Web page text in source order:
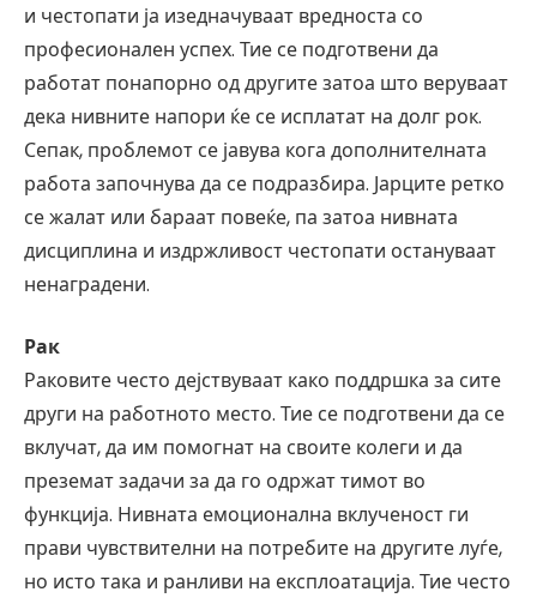
и честопати ја изедначуваат вредноста со
професионален успех. Тие се подготвени да
работат понапорно од другите затоа што веруваат
дека нивните напори ќе се исплатат на долг рок.
Сепак, проблемот се јавува кога дополнителната
работа започнува да се подразбира. Јарците ретко
се жалат или бараат повеќе, па затоа нивната
дисциплина и издржливост честопати остануваат
ненаградени.
Рак
Раковите често дејствуваат како поддршка за сите
други на работното место. Тие се подготвени да се
вклучат, да им помогнат на своите колеги и да
преземат задачи за да го одржат тимот во
функција. Нивната емоционална вклученост ги
прави чувствителни на потребите на другите луѓе,
но исто така и ранливи на експлоатација. Тие често